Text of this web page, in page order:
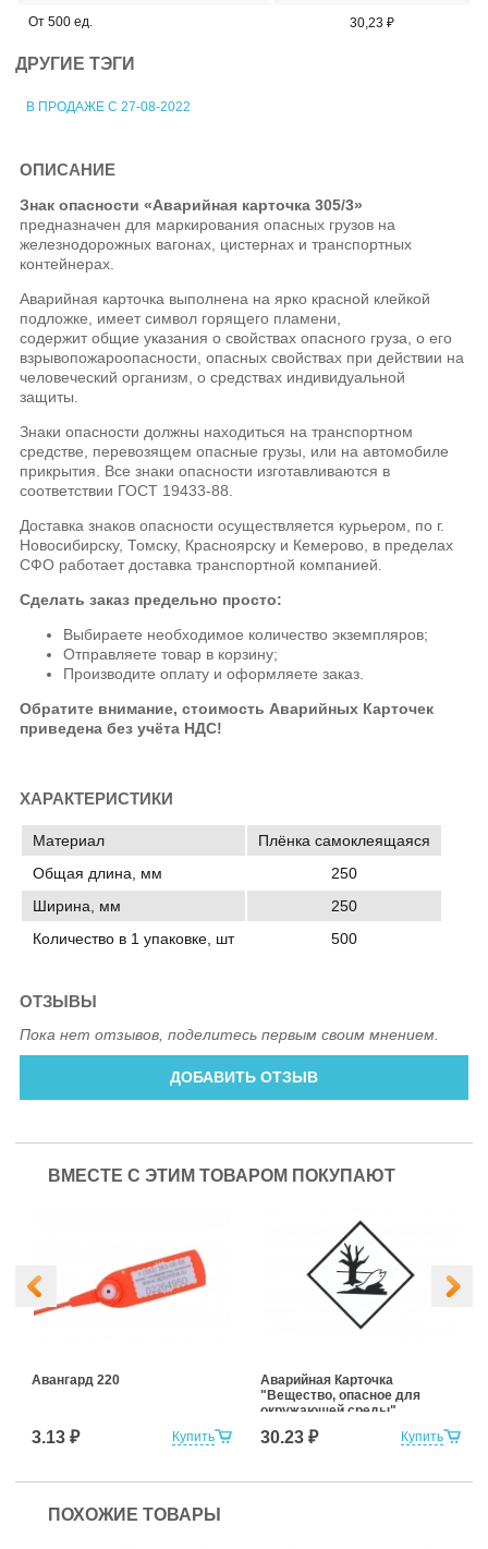
От 500 ед.
30,23 ₽
ДРУГИЕ ТЭГИ
В ПРОДАЖЕ С 27-08-2022
ОПИСАНИЕ
Знак опасности «Аварийная карточка 305/3»
предназначен для маркирования опасных грузов на
железнодорожных вагонах, цистернах и транспортных
контейнерах.
Аварийная карточка выполнена на ярко красной клейкой
подложке, имеет символ горящего пламени,
содержит общие указания о свойствах опасного груза, о его
взрывопожароопасности, опасных свойствах при действии на
человеческий организм, о средствах индивидуальной
защиты.
Знаки опасности должны находиться на транспортном
средстве, перевозящем опасные грузы, или на автомобиле
прикрытия. Все знаки опасности изготавливаются в
соответствии ГОСТ 19433-88.
Доставка знаков опасности осуществляется курьером, по г.
Новосибирску, Томску, Красноярску и Кемерово, в пределах
СФО работает доставка транспортной компанией.
Сделать заказ предельно просто:
Выбираете необходимое количество экземпляров;
Отправляете товар в корзину;
Производите оплату и оформляете заказ.
Обратите внимание, стоимость Аварийных Карточек
приведена без учёта НДС!
ХАРАКТЕРИСТИКИ
Материал
Плёнка самоклеящаяся
Общая длина, мм
250
Ширина, мм
250
Количество в 1 упаковке, шт
500
ОТЗЫВЫ
Пока нет отзывов, поделитесь первым своим мнением.
ДОБАВИТЬ ОТЗЫВ
ВМЕСТЕ С ЭТИМ ТОВАРОМ ПОКУПАЮТ
Купить
Авангард 220
3.13 ₽ Купить
Аварийная Карточка
"Вещество, опасное для
окружающей среды"
(250*250мм)
30.23 ₽
ПОХОЖИЕ ТОВАРЫ